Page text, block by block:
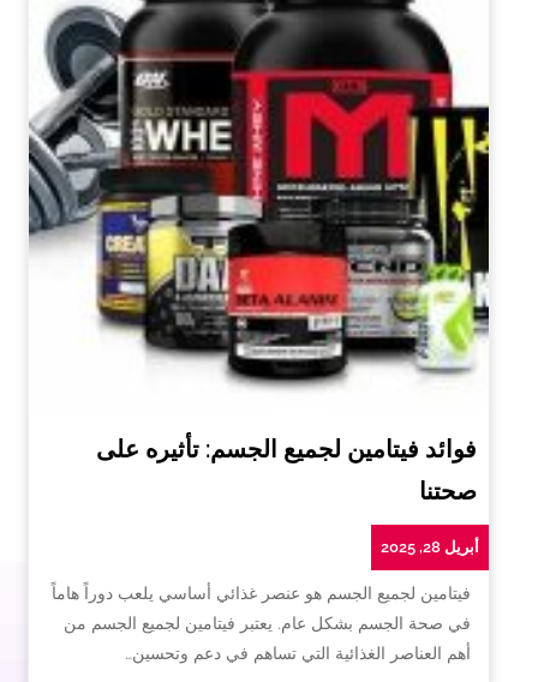
فوائد فيتامين لجميع الجسم: تأثيره على
صحتنا
أبريل 28, 2025
فيتامين لجميع الجسم هو عنصر غذائي أساسي يلعب دوراً هاماً
في صحة الجسم بشكل عام. يعتبر فيتامين لجميع الجسم من
أهم العناصر الغذائية التي تساهم في دعم وتحسين…